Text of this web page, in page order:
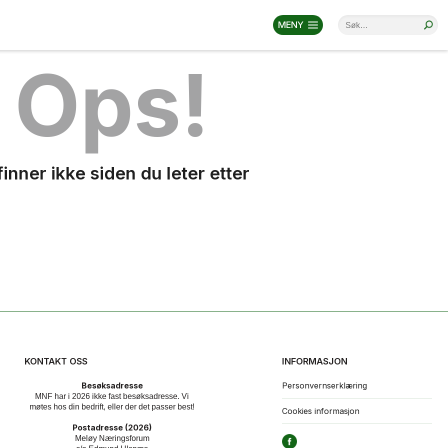
MENY
Ops!
ikke siden du leter etter
KONTAKT OSS
Besøksadresse
MNF har i 2026 ikke fast besøksadresse. Vi
møtes hos din bedrift, eller der det passer best!
Postadresse (2026)
Meløy Næringsforum
INFORMASJON
Personvernserklæring
Cookies informasjon